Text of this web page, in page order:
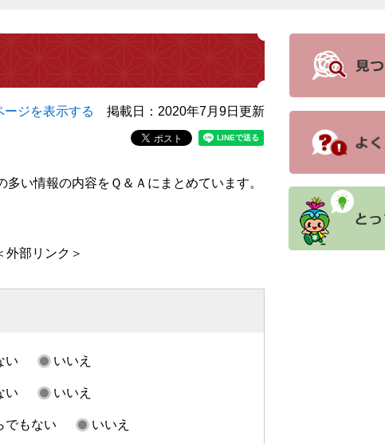
ージを表示する 掲載日：2020年7月9日更新
い情報の内容をＱ＆Ａにまとめています。
外部リンク＞
い いいえ
い いいえ
でもない いいえ